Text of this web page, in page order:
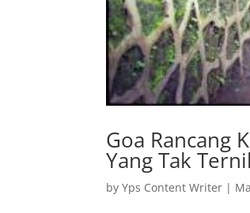
Goa Rancang
Yang Tak
byYps Content Writer |